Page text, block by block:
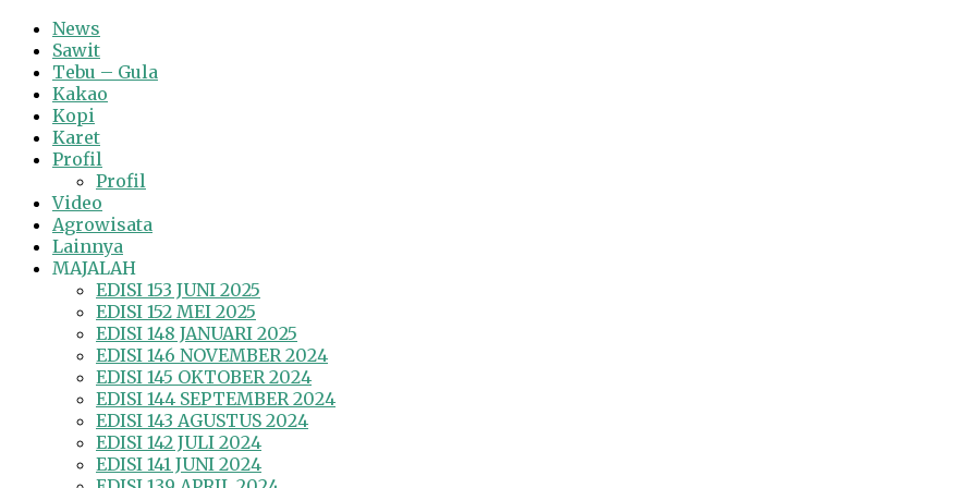
News
Sawit
Tebu – Gula
Kakao
Kopi
Karet
Profil
Profil
Video
Agrowisata
Lainnya
MAJALAH
EDISI 153 JUNI 2025
EDISI 152 MEI 2025
EDISI 148 JANUARI 2025
EDISI 146 NOVEMBER 2024
EDISI 145 OKTOBER 2024
EDISI 144 SEPTEMBER 2024
EDISI 143 AGUSTUS 2024
EDISI 142 JULI 2024
EDISI 141 JUNI 2024